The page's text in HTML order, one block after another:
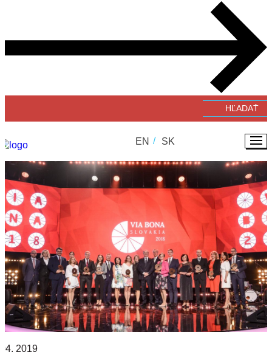
EN SK
Verejné zbierky
Zverejňovanie faktúr a objednávok
#GivingTuesday
2019